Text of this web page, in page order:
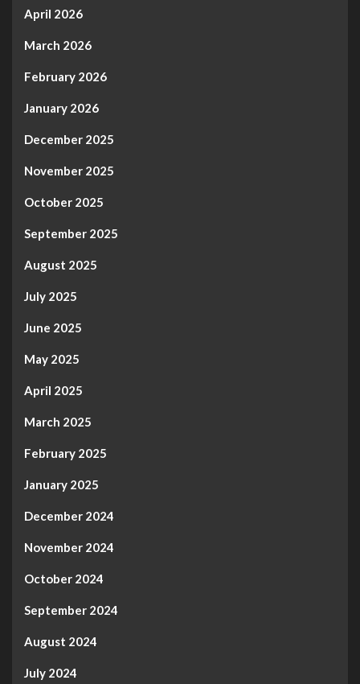
April 2026
March 2026
February 2026
January 2026
December 2025
November 2025
October 2025
September 2025
August 2025
July 2025
June 2025
May 2025
April 2025
March 2025
February 2025
January 2025
December 2024
November 2024
October 2024
September 2024
August 2024
July 2024